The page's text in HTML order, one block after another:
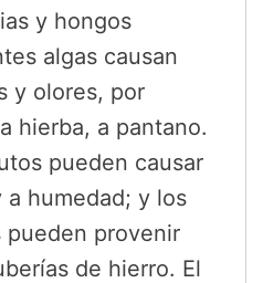
y hongos
algas causan
y olores, por
hierba, a pantano.
pueden causar
a humedad; y los
pueden provenir
de hierro. El